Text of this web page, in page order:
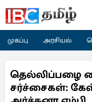
முகப்பு அரசியல்
தெல்லிப்பழை
சர்ச்சைகள்: